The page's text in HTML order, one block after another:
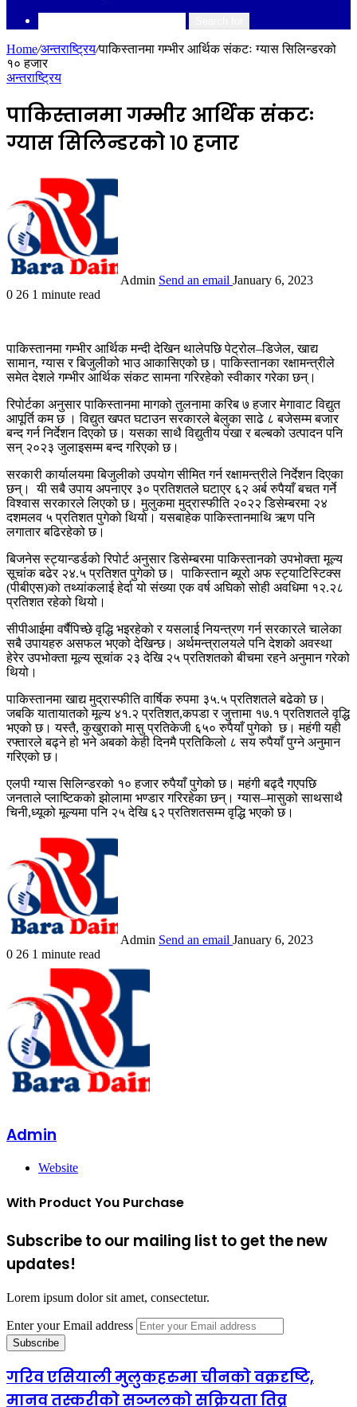
Home/अन्तराष्ट्रिय/पाकिस्तानमा गम्भीर आर्थिक संकटः ग्यास सिलिन्डरको
१० हजार
अन्तराष्ट्रिय
पाकिस्तानमा गम्भीर आर्थिक संकटः
ग्यास सिलिन्डरको १० हजार
Admin Send an email January 6, 2023
0 26 1 minute read
पाकिस्तानमा गम्भीर आर्थिक मन्दी देखिन थालेपछि पेट्रोल–डिजेल, खाद्य
सामान, ग्यास र बिजुलीको भाउ आकासिएको छ। पाकिस्तानका रक्षामन्त्रीले
समेत देशले गम्भीर आर्थिक संकट सामना गरिरहेको स्वीकार गरेका छन्।
रिपोर्टका अनुसार पाकिस्तानमा मागको तुलनामा करिब ७ हजार मेगावाट विद्युत
आपूर्ति कम छ । विद्युत खपत घटाउन सरकारले बेलुका साढे ८ बजेसम्म बजार
बन्द गर्न निर्देशन दिएको छ। यसका साथै विद्युतीय पंखा र बल्बको उत्पादन पनि
सन् २०२३ जुलाइसम्म बन्द गरिएको छ।
सरकारी कार्यालयमा बिजुलीको उपयोग सीमित गर्न रक्षामन्त्रीले निर्देशन दिएका
छन्। यी सबै उपाय अपनाएर ३० प्रतिशतले घटाएर ६२ अर्ब रुपैयाँ बचत गर्ने
विश्वास सरकारले लिएको छ। मुलुकमा मुद्रास्फीति २०२२ डिसेम्बरमा २४
दशमलव ५ प्रतिशत पुगेको थियो। यसबाहेक पाकिस्तानमाथि ऋण पनि
लगातार बढिरहेको छ।
बिजनेस स्ट्यान्डर्डको रिपोर्ट अनुसार डिसेम्बरमा पाकिस्तानको उपभोक्ता मूल्य
सूचांक बढेर २४.५ प्रतिशत पुगेको छ। पाकिस्तान ब्यूरो अफ स्ट्याटिस्टिक्स
(पीबीएस)को तथ्यांकलाई हेर्दा यो संख्या एक वर्ष अघिको सोही अवधिमा १२.२८
प्रतिशत रहेको थियो।
सीपीआईमा वर्षैपिच्छे वृद्धि भइरहेको र यसलाई नियन्त्रण गर्न सरकारले चालेका
सबै उपायहरु असफल भएको देखिन्छ। अर्थमन्त्रालयले पनि देशको अवस्था
हेरेर उपभोक्ता मूल्य सूचांक २३ देखि २५ प्रतिशतको बीचमा रहने अनुमान गरेको
थियो।
पाकिस्तानमा खाद्य मुद्रास्फीति वार्षिक रुपमा ३५.५ प्रतिशतले बढेको छ।
जबकि यातायातको मूल्य ४१.२ प्रतिशत,कपडा र जुत्तामा १७.१ प्रतिशतले वृद्धि
भएको छ। यस्तै, कुखुराको मासु प्रतिकेजी ६५० रुपैयाँ पुगेको छ। महंगी यही
रफ्तारले बढ्ने हो भने अबको केही दिनमै प्रतिकिलो ८ सय रुपैयाँ पुग्ने अनुमान
गरिएको छ।
एलपी ग्यास सिलिन्डरको १० हजार रुपैयाँ पुगेको छ। महंगी बढ्दै गएपछि
जनताले प्लाष्टिकको झोलामा भण्डार गरिरहेका छन्। ग्यास–मासुको साथसाथै
चिनी,ध्यूको मूल्यमा पनि २५ देखि ६२ प्रतिशतसम्म वृद्धि भएको छ।
Admin Send an email January 6, 2023
0 26 1 minute read
Admin
Website
With Product You Purchase
Subscribe to our mailing list to get the new
updates!
Lorem ipsum dolor sit amet, consectetur.
Enter your Email address
गरिव एसियाली मुलुकहरुमा चीनको वक्रदृष्टि,
मानव तस्करीको सञ्जलको सक्रियता तिव्र